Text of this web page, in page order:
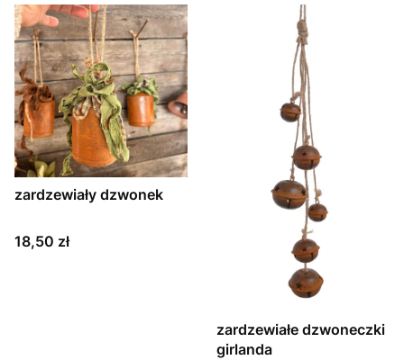
zardzewiały dzwonek
Cena
18,50 zł
zardzewiałe dzwoneczki
girlanda